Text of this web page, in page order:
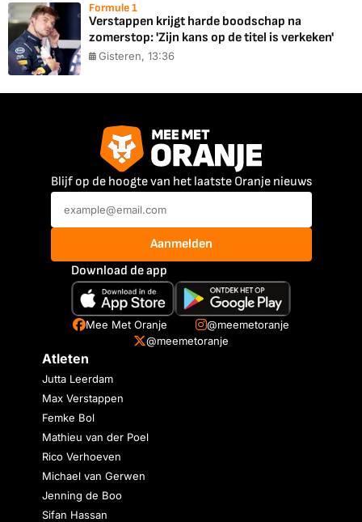
Formule 1
Verstappen krijgt harde boodschap na
zomerstop: 'Zijn kans op de titel is verkeken'
Gisteren, 13:36
Blijf op de hoogte van het laatste Oranje nieuws
Aanmelden
Download de app
Mee Met Oranje
@meemetoranje
@meemetoranje
Atleten
Jutta Leerdam
Max Verstappen
Femke Bol
Mathieu van der Poel
Rico Verhoeven
Michael van Gerwen
Jenning de Boo
Sifan Hassan